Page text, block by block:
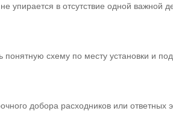
упирается в отсутствие одной важной
схему по месту установки и
добора расходников или ответных